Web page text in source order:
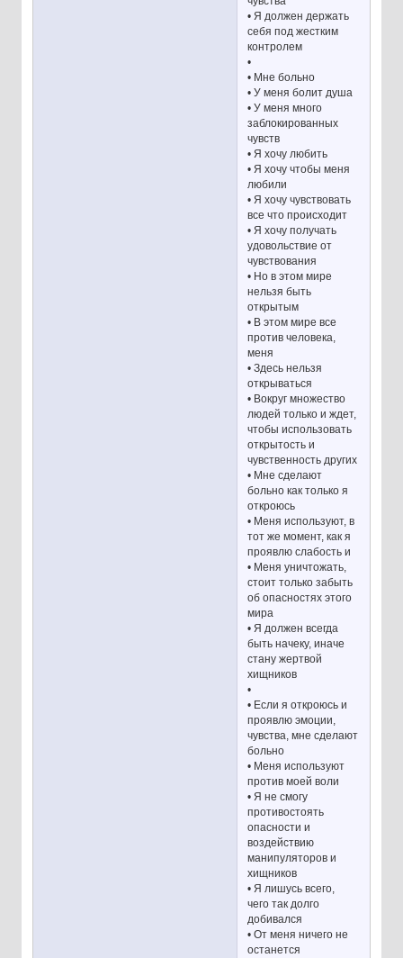
• Я должен держать
себя под жестким
контролем
•
• Мне больно
• У меня болит душа
• У меня много
заблокированных
чувств
• Я хочу любить
• Я хочу чтобы меня
любили
• Я хочу чувствовать
все что происходит
• Я хочу получать
удовольствие от
чувствования
• Но в этом мире
нельзя быть
открытым
• В этом мире все
против человека,
меня
• Здесь нельзя
открываться
• Вокруг множество
людей только и ждет,
чтобы использовать
открытость и
чувственность других
• Мне сделают
больно как только я
откроюсь
• Меня используют, в
тот же момент, как я
проявлю слабость и
• Меня уничтожать,
стоит только забыть
об опасностях этого
мира
• Я должен всегда
быть начеку, иначе
стану жертвой
хищников
•
• Если я откроюсь и
проявлю эмоции,
чувства, мне сделают
больно
• Меня используют
против моей воли
• Я не смогу
противостоять
опасности и
воздействию
манипуляторов и
хищников
• Я лишусь всего,
чего так долго
добивался
• От меня ничего не
останется